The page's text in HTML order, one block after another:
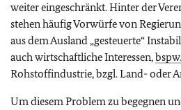
weiter eingeschränkt. Hinter der
stehen häufig Vorwürfe von
aus dem Ausland „gesteuerte“
auch wirtschaftliche Interessen,bspw.
Rohstoffindustrie, bzgl. Land- oder
Um diesem Problem zu begegnen